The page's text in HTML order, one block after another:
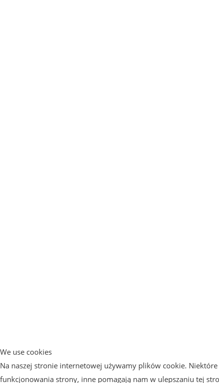
We use cookies
Na naszej stronie internetowej używamy plików cookie.
funkcjonowania strony, inne pomagają nam w ulepszaniu tej